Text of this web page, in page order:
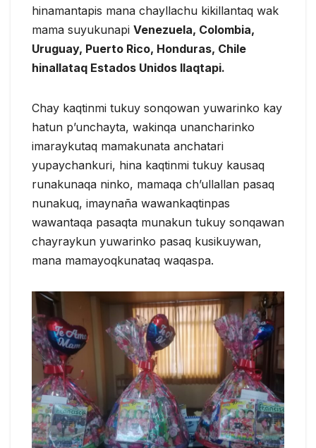
hinamantapis mana chayllachu kikillantaq wak
mama suyukunapi Venezuela, Colombia,
Uruguay, Puerto Rico, Honduras, Chile
hinallataq Estados Unidos llaqtapi.
Chay kaqtinmi tukuy sonqowan yuwarinko kay
hatun p’unchayta, wakinqa unancharinko
imaraykutaq mamakunata anchatari
yupaychankuri, hina kaqtinmi tukuy kausaq
runakunaqa ninko, mamaqa ch’ullallan pasaq
nunakuq, imaynaña wawankaqtinpas
wawantaqa pasaqta munakun tukuy sonqawan
chayraykun yuwarinko pasaq kusikuywan,
mana mamayoqkunataq waqaspa.